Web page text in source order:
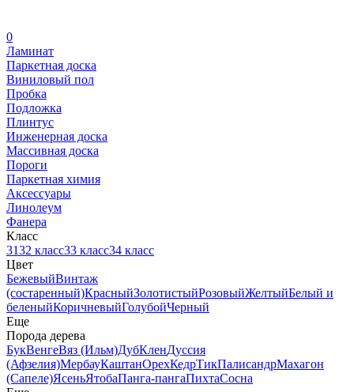
0
Ламинат
Паркетная доска
Виниловый пол
Пробка
Подложка
Плинтус
Инженерная доска
Массивная доска
Пороги
Паркетная химия
Аксессуары
Линолеум
Фанера
Класс
3132 класс33 класс34 класс
Цвет
БежевыйВинтаж
(состаренный)КрасныйЗолотистыйРозовыйЖелтыйБелый и
беленыйКоричневыйГолубойЧерный
Еще
Порода дерева
БукВенгеВяз (Ильм)ДубКленДуссия
(Афзелия)МербауКаштанОрехКедрТикПалисандрМахагон
(Сапеле)ЯсеньЯтобаПанга-пангаПихтаСосна